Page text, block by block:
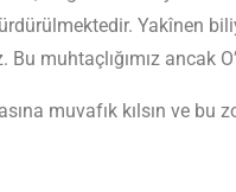
Yakînen
Bu muhtaçlığımız
muvafık kılsın ve